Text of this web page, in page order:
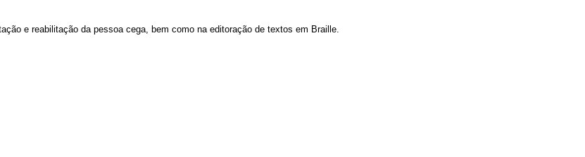
e reabilitação da pessoa cega, bem como na editoração de textos em Braille.